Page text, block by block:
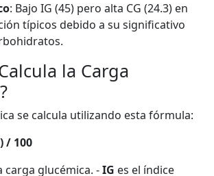
: Bajo IG (45) pero alta CG (24.3) en
típicos debido a su significativo
la Carga
se calcula utilizando esta fórmula:
/ 100
carga glucémica. -IG es el índice